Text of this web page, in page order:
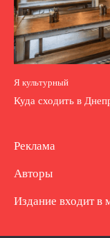
Я культурный
Куда сходить в
Реклама
Авторы
Издание входит в